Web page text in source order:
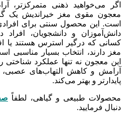
اگر می‌خواهید ذهنی متمرکزتر،
معجون مقوی مغز خیراندیش یک
است. این محصول سنتی برای
دانش‌آموزان و دانشجویان،
کسانی که درگیر استرس هستند یا
مغز دارند، انتخاب بسیار مناسبی
این معجون نه تنها عملکرد شناختی
آرامش و کاهش التهاب‌های عصبی،
پایدارتر و بهتر می‌کند.
محصولات طبیعی و گیاهی، لطفاً
دنبال فرمایید.